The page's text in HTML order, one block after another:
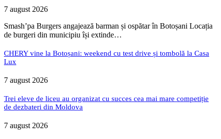
7 august 2026
Smash’pa Burgers angajează barman și ospătar în Botoșani Locația
de burgeri din municipiu își extinde…
CHERY vine la Botoșani: weekend cu test drive și tombolă la Casa
Lux
7 august 2026
Trei eleve de liceu au organizat cu succes cea mai mare competiție
de dezbateri din Moldova
7 august 2026